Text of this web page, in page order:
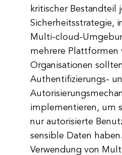
kritischer Bestandteil
Sicherheitsstrategie,
Multi-cloud-
mehrere Plattformen
Organisationen
Authentifizierungs-
implementieren, um
nur autorisierte
sensible Daten
Verwendung von